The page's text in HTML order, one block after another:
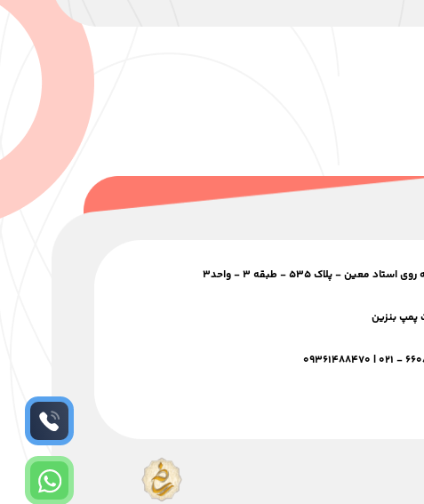
معین - پلاک ۵۳۵ - طبقه ۳ - واحد۳
پمپ بنزین
۰۲۱ | ۰۹۳۶۱۴۸۸۴۷۰